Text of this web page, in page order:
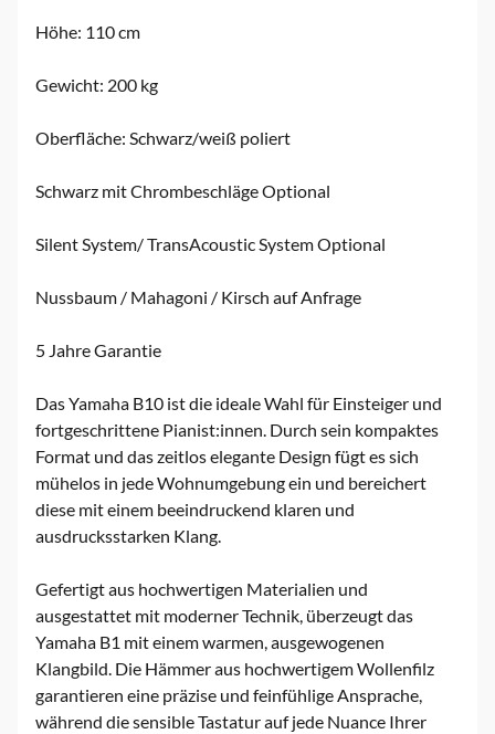
Höhe: 110 cm
Gewicht: 200 kg
Oberfläche: Schwarz/weiß poliert
Schwarz mit Chrombeschläge Optional
Silent System/ TransAcoustic System Optional
Nussbaum / Mahagoni / Kirsch auf Anfrage
5 Jahre Garantie
Das Yamaha B10 ist die ideale Wahl für Einsteiger und
fortgeschrittene Pianist:innen. Durch sein kompaktes
Format und das zeitlos elegante Design fügt es sich
mühelos in jede Wohnumgebung ein und bereichert
diese mit einem beeindruckend klaren und
ausdrucksstarken Klang.
Gefertigt aus hochwertigen Materialien und
ausgestattet mit moderner Technik, überzeugt das
Yamaha B1 mit einem warmen, ausgewogenen
Klangbild. Die Hämmer aus hochwertigem Wollenfilz
garantieren eine präzise und feinfühlige Ansprache,
während die sensible Tastatur auf jede Nuance Ihrer